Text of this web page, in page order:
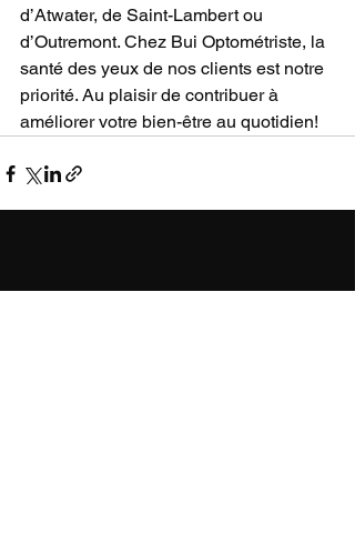
d’Atwater, de Saint-Lambert ou
d’Outremont. Chez Bui Optométriste, la
santé des yeux de nos clients est notre
priorité. Au plaisir de contribuer à
améliorer votre bien-être au quotidien!